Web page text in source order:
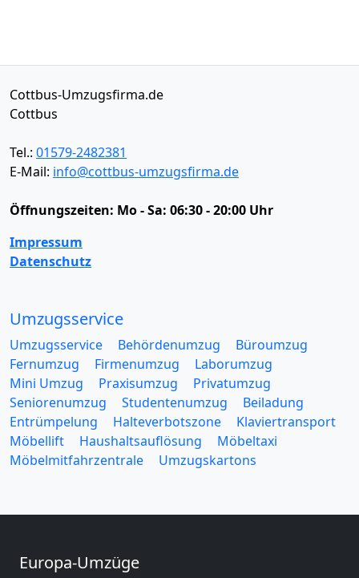
Cottbus-Umzugsfirma.de
Cottbus
Tel.: 01579-2482381
E-Mail: info@cottbus-umzugsfirma.de
Öffnungszeiten: Mo - Sa: 06:30 - 20:00 Uhr
Impressum
Datenschutz
Umzugsservice
Umzugsservice Behördenumzug
Büroumzug
Fernumzug
Firmenumzug
Laborumzug
Mini Umzug
Praxisumzug
Privatumzug
Seniorenumzug
Studentenumzug
Beiladung
Entrümpelung
Halteverbotszone
Klaviertransport
Möbellift
Haushaltsauflösung
Möbeltaxi
Möbelmitfahrzentrale
Umzugskartons
Europa-Umzüge